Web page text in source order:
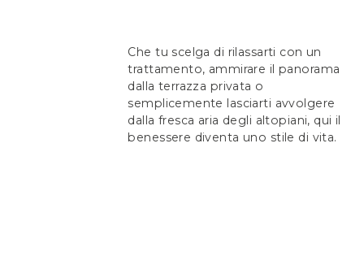
Che tu scelga di rilassarti con un
trattamento, ammirare il panorama
dalla terrazza privata o
semplicemente lasciarti avvolgere
dalla fresca aria degli altopiani, qui il
benessere diventa uno stile di vita.